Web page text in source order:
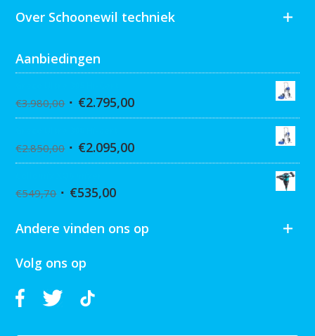
Over Schoonewil techniek
Aanbiedingen
€3.980,00 €2.795,00
€2.850,00 €2.095,00
€549,70 €535,00
Andere vinden ons op
Volg ons op